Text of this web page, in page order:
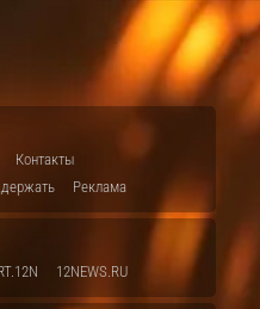
Контакты
Реклама
12NEWS.RU